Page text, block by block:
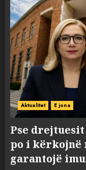
Aktualitet E jona
Pse drejtuesit
po i kërkojnë
garantojë